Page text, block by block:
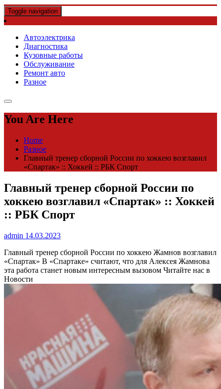
Toggle navigation
Автоэлектрика
Диагностика
Кузовные работы
Обслуживание
Ремонт авто
Разное
You Are Here
Home
Разное
Главный тренер сборной России по хоккею возглавил
«Спартак» :: Хоккей :: РБК Спорт
Главный тренер сборной России по
хоккею возглавил «Спартак» :: Хоккей
:: РБК Спорт
admin 14.03.2023
Главный тренер сборной России по хоккею Жамнов возглавил
«Спартак» В «Спартаке» считают, что для Алексея Жамнова
эта работа станет новым интересным вызовом Читайте нас в
Новости